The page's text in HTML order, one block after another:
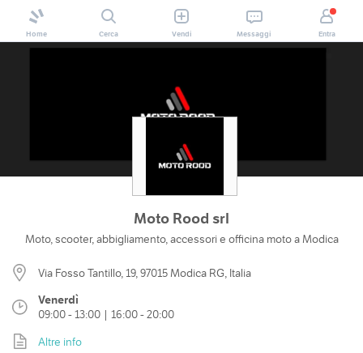
Home Cerca Vendi Messaggi Entra
Moto Rood srl
Moto, scooter, abbigliamento, accessori e officina moto a Modica
Via Fosso Tantillo, 19, 97015 Modica RG, Italia
Venerdì
09:00 - 13:00 | 16:00 - 20:00
Altre info